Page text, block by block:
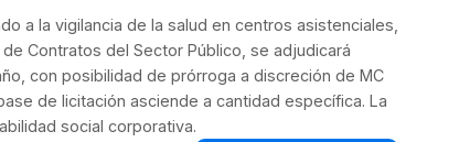
a la vigilancia de la salud en centros asistenciales,
Contratos del Sector Público, se adjudicará
con posibilidad de prórroga a discreción de MC
de licitación asciende a cantidad específica. La
social corporativa.